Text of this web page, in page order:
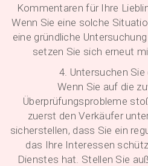
Kommentaren für Ihre
Wenn Sie eine solche
eine gründliche
setzen Sie sich erneut
4. Untersuchen
Wenn Sie auf die
Überprüfungsprobleme
zuerst den Verkäufer
sicherstellen, dass Sie ein
das Ihre Interessen
Dienstes hat. Stellen Sie